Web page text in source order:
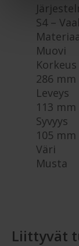
S4 –
Muovi
Korkeus
286 mm
Leveys
113 mm
Syvyys
105 mm
Väri
Musta
Liittyvät